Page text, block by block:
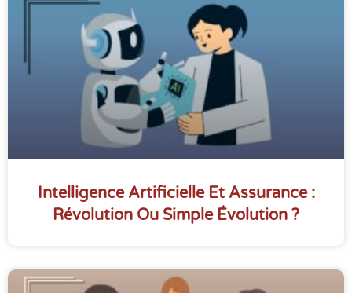
Intelligence Artificielle Et Assurance :
Révolution Ou Simple Évolution ?